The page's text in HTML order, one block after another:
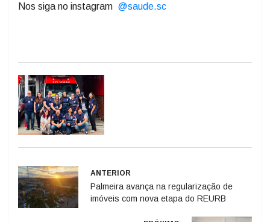
Nos siga no instagram @saude.sc
ANTERIOR
Palmeira avança na regularização de
imóveis com nova etapa do REURB